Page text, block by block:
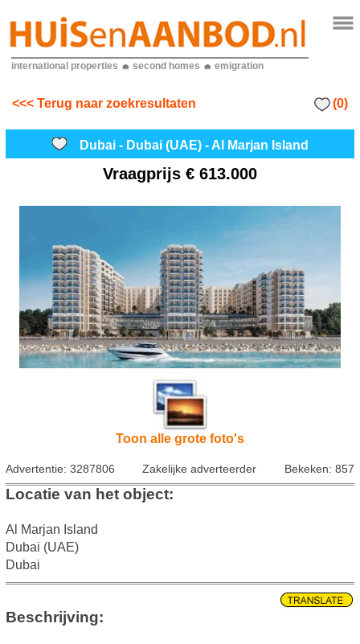
international properties second homes emigration
<<< Terug naar zoekresultaten (0)
Dubai - Dubai (UAE) - Al Marjan Island
Vraagprijs € 613.000
Toon alle grote foto's
Advertentie: 3287806 Zakelijke adverteerder Bekeken: 857
Locatie van het object:
Al Marjan Island
Dubai (UAE)
Dubai
Beschrijving: